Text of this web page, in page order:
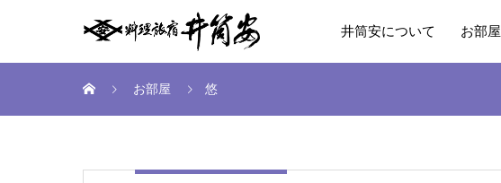
井筒安について お部屋
お部屋 悠